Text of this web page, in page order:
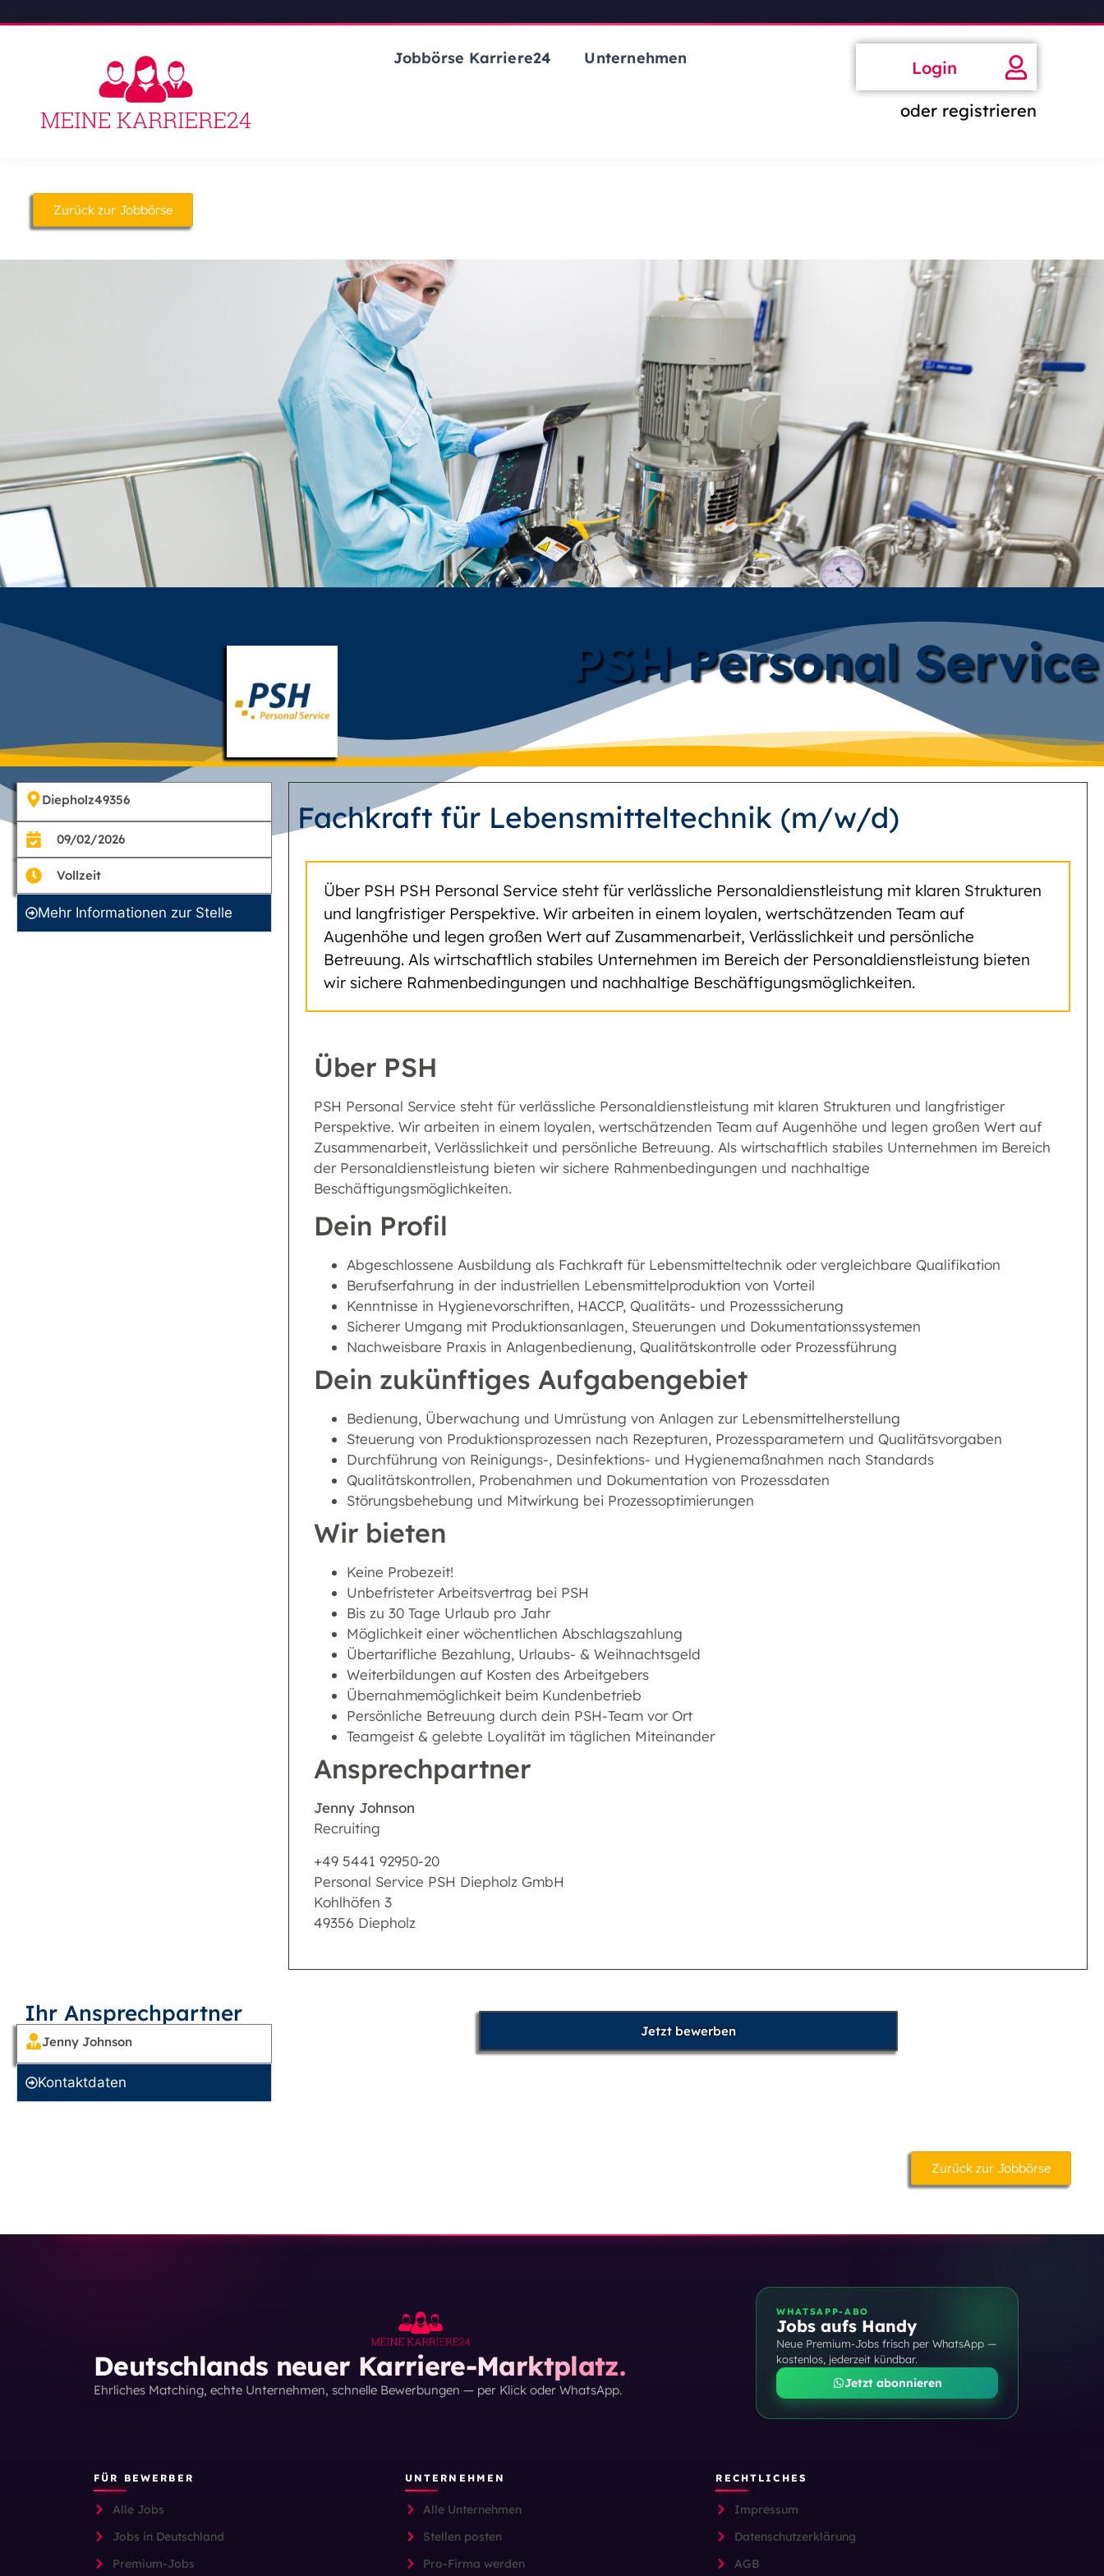
Jobbörse Karriere24 Unternehmen Login
oder registrieren
Zurück zur Jobbörse
PSH Personal Service
Diepholz49356
09/02/2026
Vollzeit
Mehr Informationen zur Stelle
Fachkraft für Lebensmitteltechnik (m/w/d)
Über PSH PSH Personal Service steht für verlässliche Personaldienstleistung mit klaren Strukturen
und langfristiger Perspektive. Wir arbeiten in einem loyalen, wertschätzenden Team auf
Augenhöhe und legen großen Wert auf Zusammenarbeit, Verlässlichkeit und persönliche
Betreuung. Als wirtschaftlich stabiles Unternehmen im Bereich der Personaldienstleistung bieten
wir sichere Rahmenbedingungen und nachhaltige Beschäftigungsmöglichkeiten.
Über PSH
PSH Personal Service steht für verlässliche Personaldienstleistung mit klaren Strukturen und langfristiger
Perspektive. Wir arbeiten in einem loyalen, wertschätzenden Team auf Augenhöhe und legen großen Wert auf
Zusammenarbeit, Verlässlichkeit und persönliche Betreuung. Als wirtschaftlich stabiles Unternehmen im Bereich
der Personaldienstleistung bieten wir sichere Rahmenbedingungen und nachhaltige
Beschäftigungsmöglichkeiten.
Dein Profil
Abgeschlossene Ausbildung als Fachkraft für Lebensmitteltechnik oder vergleichbare Qualifikation
Berufserfahrung in der industriellen Lebensmittelproduktion von Vorteil
Kenntnisse in Hygienevorschriften, HACCP, Qualitäts- und Prozesssicherung
Sicherer Umgang mit Produktionsanlagen, Steuerungen und Dokumentationssystemen
Nachweisbare Praxis in Anlagenbedienung, Qualitätskontrolle oder Prozessführung
Dein zukünftiges Aufgabengebiet
Bedienung, Überwachung und Umrüstung von Anlagen zur Lebensmittelherstellung
Steuerung von Produktionsprozessen nach Rezepturen, Prozessparametern und Qualitätsvorgaben
Durchführung von Reinigungs-, Desinfektions- und Hygienemaßnahmen nach Standards
Qualitätskontrollen, Probenahmen und Dokumentation von Prozessdaten
Störungsbehebung und Mitwirkung bei Prozessoptimierungen
Wir bieten
Keine Probezeit!
Unbefristeter Arbeitsvertrag bei PSH
Bis zu 30 Tage Urlaub pro Jahr
Möglichkeit einer wöchentlichen Abschlagszahlung
Übertarifliche Bezahlung, Urlaubs- & Weihnachtsgeld
Weiterbildungen auf Kosten des Arbeitgebers
Übernahmemöglichkeit beim Kundenbetrieb
Persönliche Betreuung durch dein PSH-Team vor Ort
Teamgeist & gelebte Loyalität im täglichen Miteinander
Ansprechpartner
Jenny Johnson
Recruiting
+49 5441 92950-20
Personal Service PSH Diepholz GmbH
Kohlhöfen 3
49356 Diepholz
Ihr Ansprechpartner
Jenny Johnson
Kontakt­daten
Jetzt bewerben
Zurück zur Jobbörse
Deutschlands neuer Karriere-Marktplatz.
Ehrliches Matching, echte Unternehmen, schnelle Bewerbungen — per Klick oder WhatsApp.
WHATSAPP-ABO
Jobs aufs Handy
Neue Premium-Jobs frisch per WhatsApp —
kostenlos, jederzeit kündbar.
Jetzt abonnieren
FÜR BEWERBER
Alle Jobs
Jobs in Deutschland
Premium-Jobs
UNTERNEHMEN
Alle Unternehmen
Stellen posten
Pro-Firma werden
RECHTLICHES
Impressum
Datenschutzerklärung
AGB